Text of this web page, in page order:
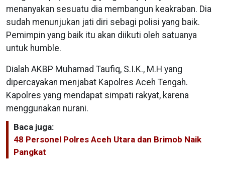
menanyakan sesuatu dia membangun keakraban. Dia
sudah menunjukan jati diri sebagi polisi yang baik.
Pemimpin yang baik itu akan diikuti oleh satuanya
untuk humble.
Dialah AKBP Muhamad Taufiq, S.I.K., M.H yang
dipercayakan menjabat Kapolres Aceh Tengah.
Kapolres yang mendapat simpati rakyat, karena
menggunakan nurani.
Baca juga:
48 Personel Polres Aceh Utara dan Brimob Naik
Pangkat